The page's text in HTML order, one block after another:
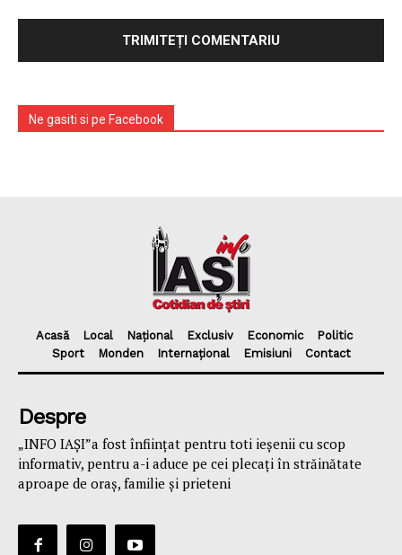
Ne gasiti si pe Facebook
Acasă Local Național Exclusiv Economic
Politic
Sport
Monden Internațional Emisiuni Contact
Despre
„INFO IAȘI”a fost înfiinţat pentru toti ieşenii cu scop
informativ, pentru a-i aduce pe cei plecaţi în străinătate
aproape de oraş, familie și prieteni